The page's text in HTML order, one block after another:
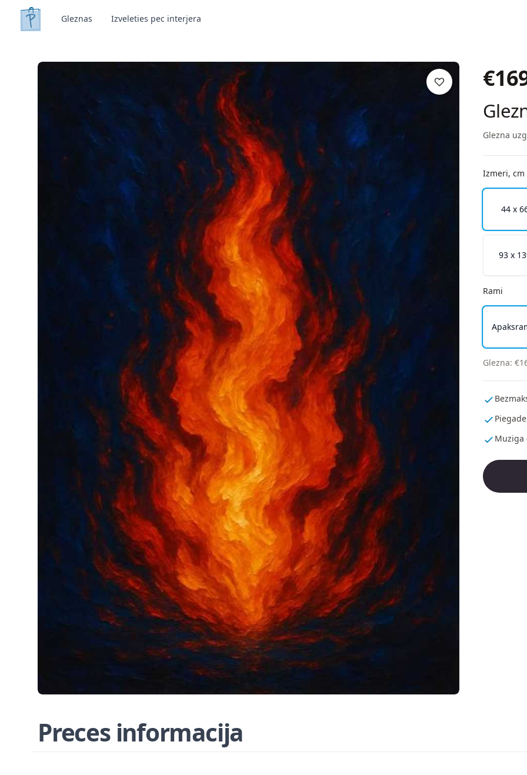
Gleznas Izveleties pec interjera
€
Glezna
Izmeri, cm
44 x
93 x
Rami
Glezna:€
Muziga
Preces informacija